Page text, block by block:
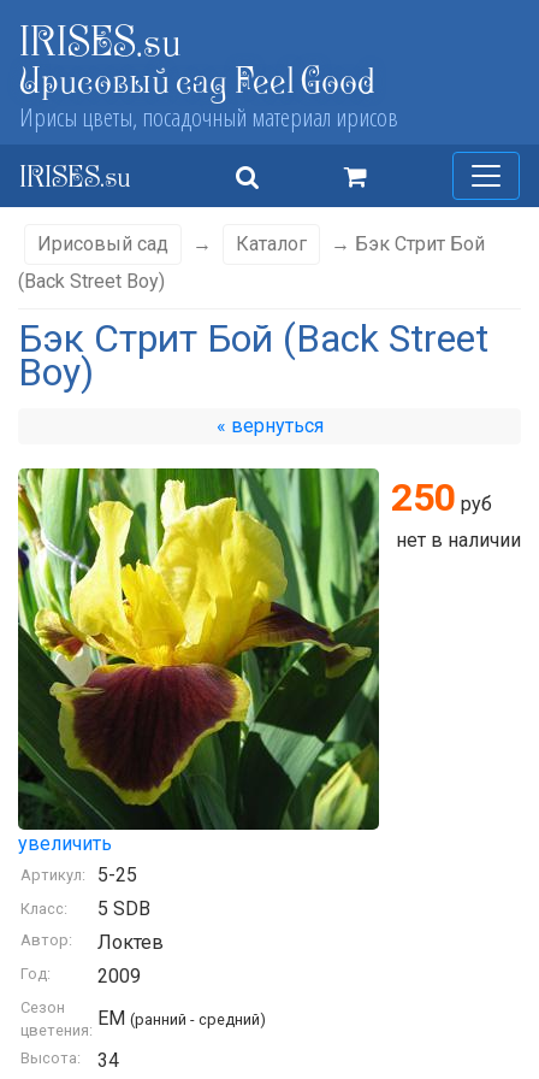
IRISES.su
Ирисовый сад Feel Good
Ирисы цветы, посадочный материал ирисов
IRISES.su
Ирисовый сад → Каталог
→ Бэк Стрит Бой
(Back Street Boy)
Бэк Стрит Бой (Back Street
Boy)
« вернуться
увеличить
250 руб
нет в наличии
Артикул: 5-25
Класс: 5 SDB
Автор: Локтев
Год: 2009
Сезон
цветения:
EM (ранний - средний)
Высота: 34